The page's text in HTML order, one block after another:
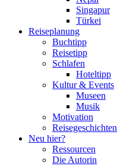
Singapur
Türkei
Reiseplanung
Buchtipp
Reisetipp
Schlafen
Hoteltipp
Kultur & Events
Museen
Musik
Motivation
Reisegeschichten
Neu hier?
Ressourcen
Die Autorin